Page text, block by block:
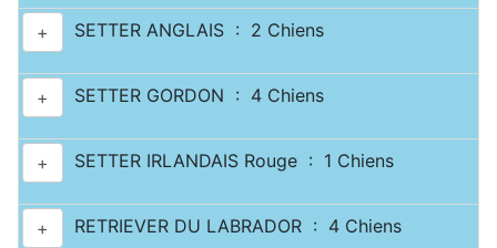
+ SETTER ANGLAIS : 2 Chiens
+ SETTER GORDON : 4 Chiens
+ SETTER IRLANDAIS Rouge : 1 Chiens
+ RETRIEVER DU LABRADOR : 4 Chiens